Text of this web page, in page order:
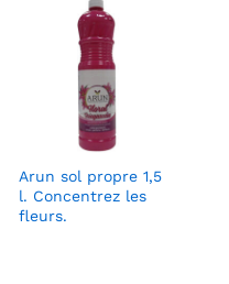
Arun sol propre 1,5
l. Concentrez les
fleurs.